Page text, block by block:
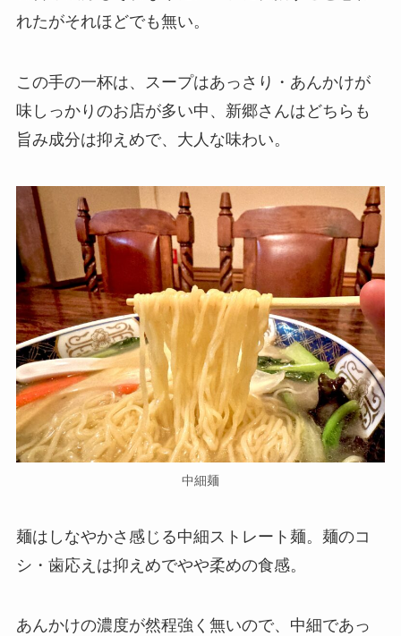
れたがそれほどでも無い。
この手の一杯は、スープはあっさり・あんかけが
味しっかりのお店が多い中、新郷さんはどちらも
旨み成分は抑えめで、大人な味わい。
中細麺
麺はしなやかさ感じる中細ストレート麺。麺のコ
シ・歯応えは抑えめでやや柔めの食感。
あんかけの濃度が然程強く無いので、中細であっ